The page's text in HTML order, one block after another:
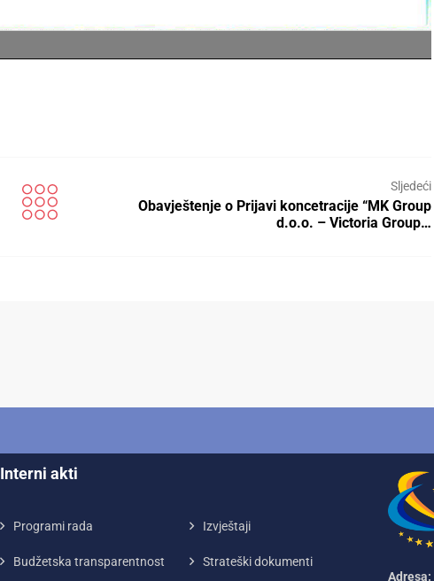
Sljedeći
Obavještenje o Prijavi koncetracije “MK Group
d.o.o. – Victoria Group…
Interni akti
Programi rada Izvještaji
Budžetska transparentnost
Strateški dokumenti
Adresa: